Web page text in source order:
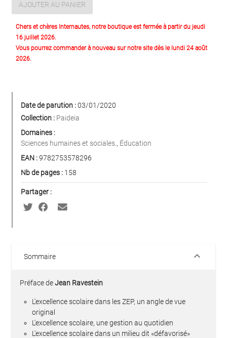
AJOUTER AU PANIER
Chers et chères Internautes, notre boutique est fermée à partir du jeudi
16 juillet 2026.
Vous pourrez commander à nouveau sur notre site dès le lundi 24 août
2026.
Date de parution :03/01/2020
Collection : Paideia
Domaines :
Sciences humaines et sociales. , Éducation
EAN :9782753578296
Nb de pages : 158
Partager :
Sommaire keyboard_arrow_down
Préface deJean Ravestein
L'excellence scolaire dans les ZEP, un angle de vue
original
L'excellence scolaire, une gestion au quotidien
L'excellence scolaire dans un milieu dit «défavorisé»